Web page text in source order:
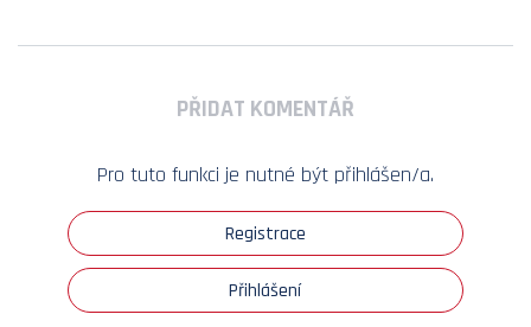
PŘIDAT KOMENTÁŘ
Pro tuto funkci je nutné být přihlášen/a.
Registrace
Přihlášení